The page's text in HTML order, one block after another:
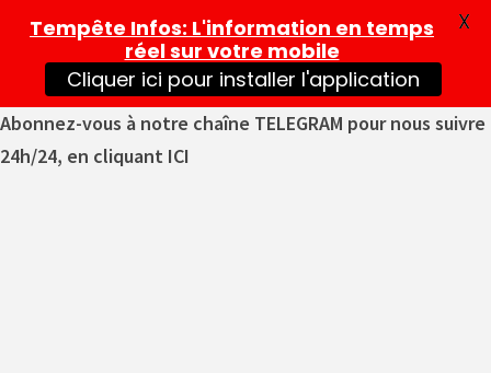
Abonnez-vous à notre chaîne TELEGRAM pour nous suivre
24h/24, en cliquant ICI
Tempête Infos: L'information en temps
réel sur votre mobile
Cliquer ici pour installer l'application
X